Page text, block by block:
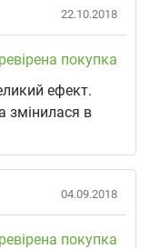
22.10.2018
покупка
ефект.
змінилася в
04.09.2018
покупка